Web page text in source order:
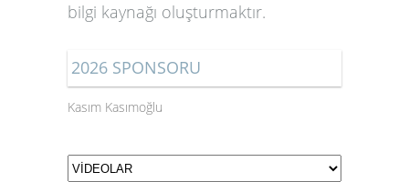
bilgi kaynağı oluşturmaktır.
2026 SPONSORU
Kasım Kasımoğlu